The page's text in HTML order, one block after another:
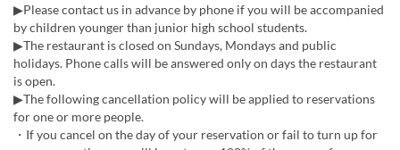
▶Please contact us in advance by phone if you will be accompanied
by children younger than junior high school students.
▶The restaurant is closed on Sundays, Mondays and public
holidays. Phone calls will be answered only on days the restaurant
is open.
▶The following cancellation policy will be applied to reservations
for one or more people.
・If you cancel on the day of your reservation or fail to turn up for